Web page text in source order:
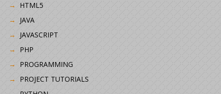
HTML5
JAVA
JAVASCRIPT
PHP
PROGRAMMING
PROJECT TUTORIALS